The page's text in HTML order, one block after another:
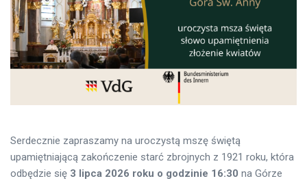
Serdecznie zapraszamy na uroczystą mszę świętą
upamiętniającą zakończenie starć zbrojnych z 1921 roku, która
odbędzie się 3 lipca 2026 roku o godzinie 16:30 na Górze